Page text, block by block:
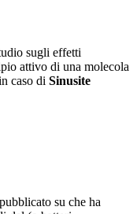
sugli effetti
attivo di una molecola
caso di Sinusite
su che ha